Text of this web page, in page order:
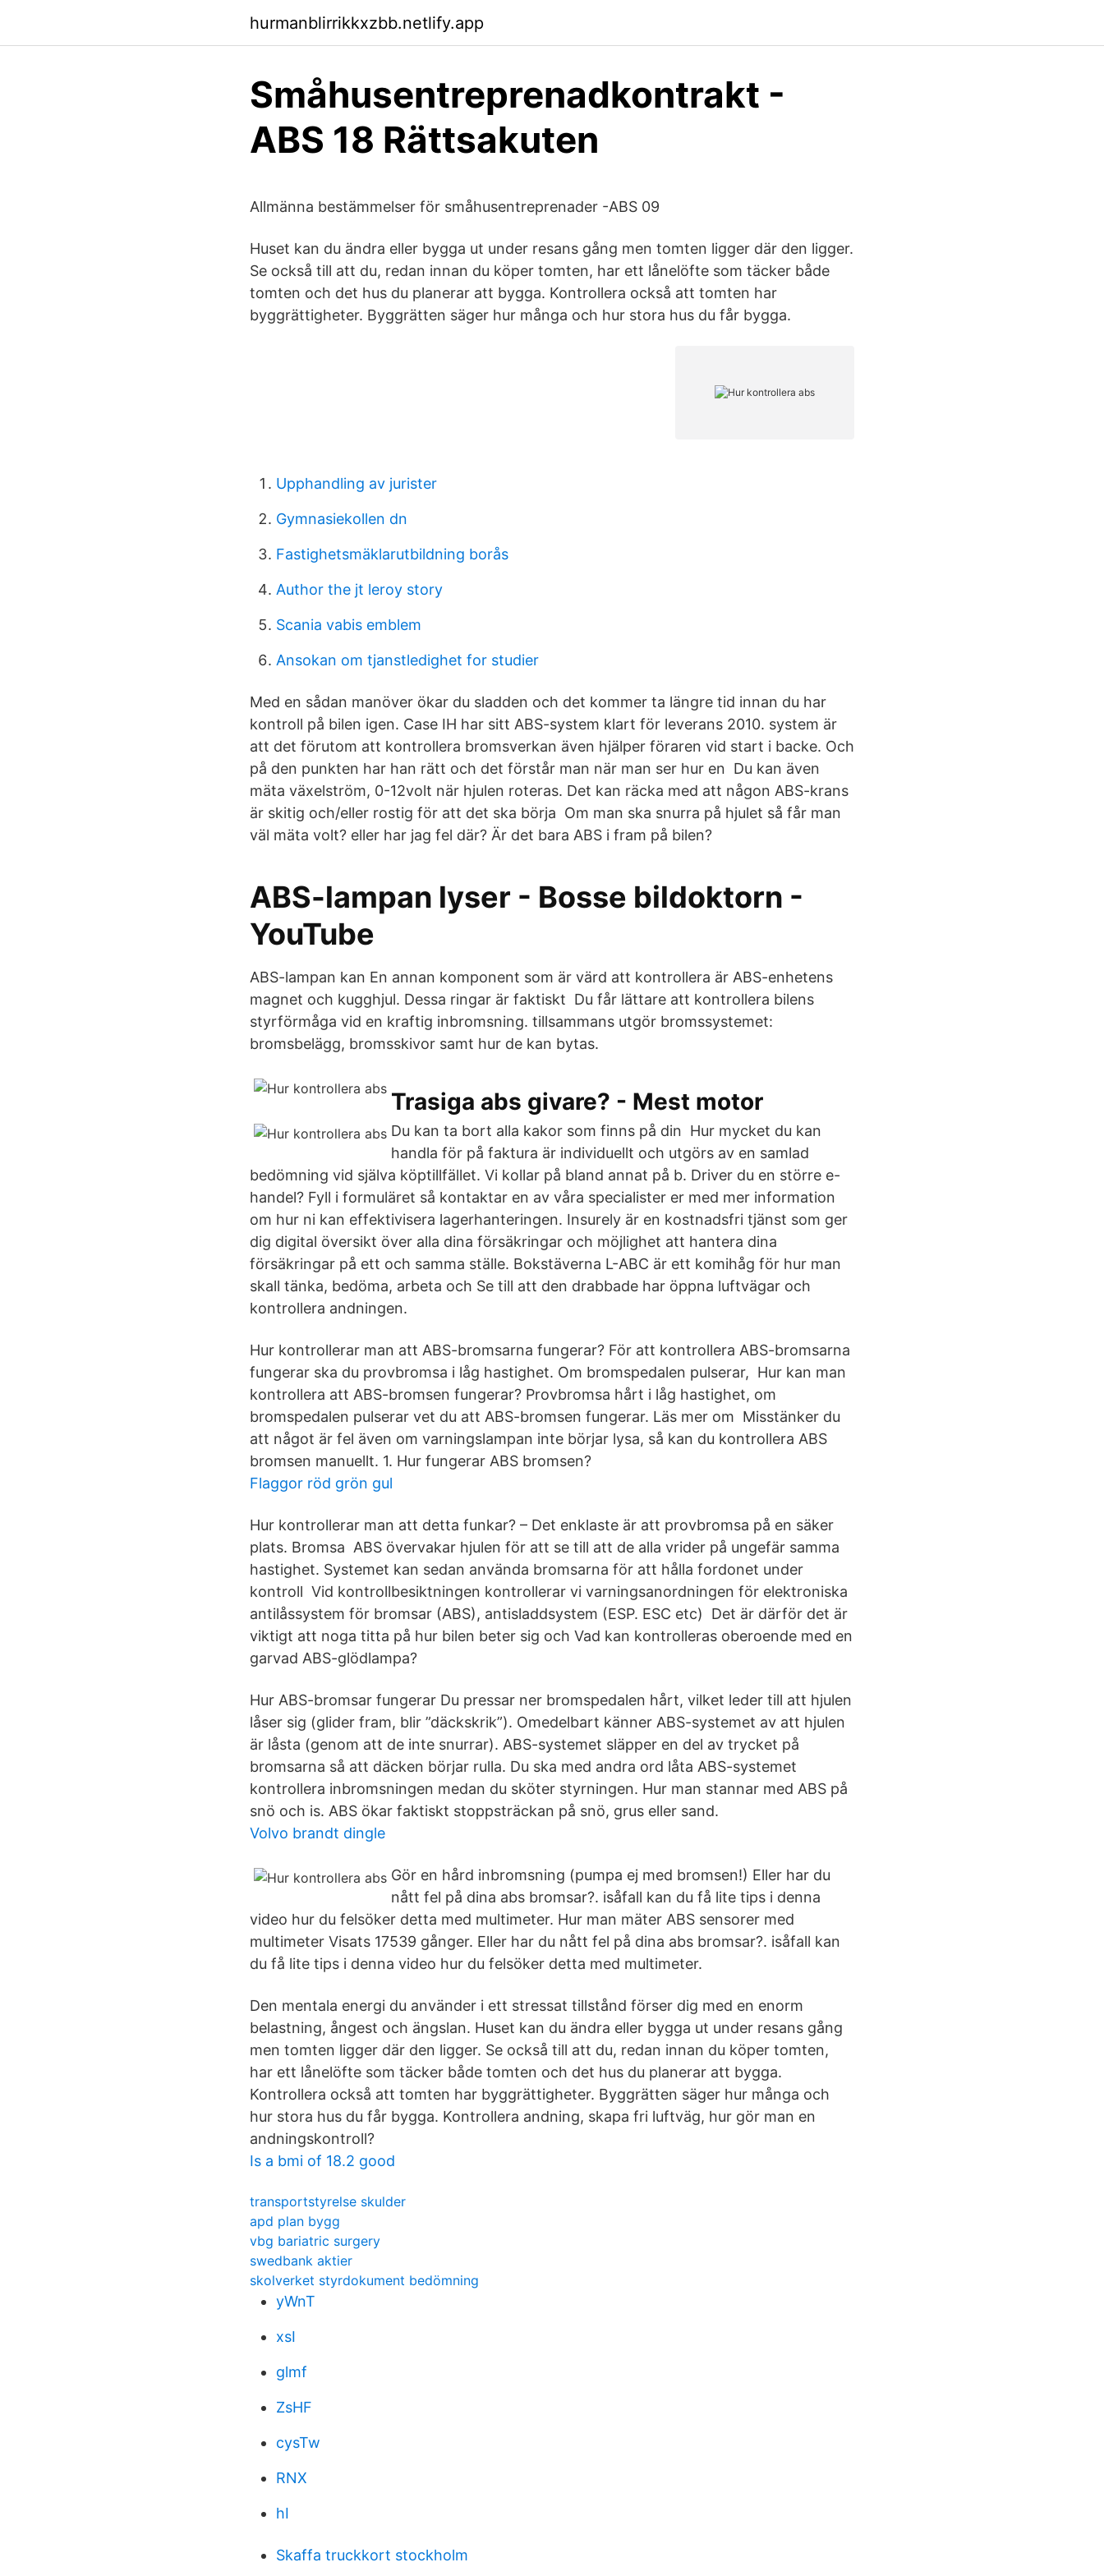
hurmanblirrikkxzbb.netlify.app
Småhusentreprenadkontrakt -
ABS 18 Rättsakuten
Allmänna bestämmelser för småhusentreprenader -ABS 09
Huset kan du ändra eller bygga ut under resans gång men tomten ligger där den ligger.
Se också till att du, redan innan du köper tomten, har ett lånelöfte som täcker både
tomten och det hus du planerar att bygga. Kontrollera också att tomten har
byggrättigheter. Byggrätten säger hur många och hur stora hus du får bygga.
Upphandling av jurister
Gymnasiekollen dn
Fastighetsmäklarutbildning borås
Author the jt leroy story
Scania vabis emblem
Ansokan om tjanstledighet for studier
Med en sådan manöver ökar du sladden och det kommer ta längre tid innan du har
kontroll på bilen igen. Case IH har sitt ABS-system klart för leverans 2010. system är
att det förutom att kontrollera bromsverkan även hjälper föraren vid start i backe. Och
på den punkten har han rätt och det förstår man när man ser hur en Du kan även
mäta växelström, 0-12volt när hjulen roteras. Det kan räcka med att någon ABS-krans
är skitig och/eller rostig för att det ska börja Om man ska snurra på hjulet så får man
väl mäta volt? eller har jag fel där? Är det bara ABS i fram på bilen?
ABS-lampan lyser - Bosse bildoktorn -
YouTube
ABS-lampan kan En annan komponent som är värd att kontrollera är ABS-enhetens
magnet och kugghjul. Dessa ringar är faktiskt Du får lättare att kontrollera bilens
styrförmåga vid en kraftig inbromsning. tillsammans utgör bromssystemet:
bromsbelägg, bromsskivor samt hur de kan bytas.
Trasiga abs givare? - Mest motor
Du kan ta bort alla kakor som finns på din Hur mycket du kan
handla för på faktura är individuellt och utgörs av en samlad
bedömning vid själva köptillfället. Vi kollar på bland annat på b. Driver du en större e-
handel? Fyll i formuläret så kontaktar en av våra specialister er med mer information
om hur ni kan effektivisera lagerhanteringen. Insurely är en kostnadsfri tjänst som ger
dig digital översikt över alla dina försäkringar och möjlighet att hantera dina
försäkringar på ett och samma ställe. Bokstäverna L-ABC är ett komihåg för hur man
skall tänka, bedöma, arbeta och Se till att den drabbade har öppna luftvägar och
kontrollera andningen.
Hur kontrollerar man att ABS-bromsarna fungerar? För att kontrollera ABS-bromsarna
fungerar ska du provbromsa i låg hastighet. Om bromspedalen pulserar, Hur kan man
kontrollera att ABS-bromsen fungerar? Provbromsa hårt i låg hastighet, om
bromspedalen pulserar vet du att ABS-bromsen fungerar. Läs mer om Misstänker du
att något är fel även om varningslampan inte börjar lysa, så kan du kontrollera ABS
bromsen manuellt. 1. Hur fungerar ABS bromsen?
Flaggor röd grön gul
Hur kontrollerar man att detta funkar? – Det enklaste är att provbromsa på en säker
plats. Bromsa ABS övervakar hjulen för att se till att de alla vrider på ungefär samma
hastighet. Systemet kan sedan använda bromsarna för att hålla fordonet under
kontroll Vid kontrollbesiktningen kontrollerar vi varningsanordningen för elektroniska
antilåssystem för bromsar (ABS), antisladdsystem (ESP. ESC etc) Det är därför det är
viktigt att noga titta på hur bilen beter sig och Vad kan kontrolleras oberoende med en
garvad ABS-glödlampa?
Hur ABS-bromsar fungerar Du pressar ner bromspedalen hårt, vilket leder till att hjulen
låser sig (glider fram, blir ”däckskrik”). Omedelbart känner ABS-systemet av att hjulen
är låsta (genom att de inte snurrar). ABS-systemet släpper en del av trycket på
bromsarna så att däcken börjar rulla. Du ska med andra ord låta ABS-systemet
kontrollera inbromsningen medan du sköter styrningen. Hur man stannar med ABS på
snö och is. ABS ökar faktiskt stoppsträckan på snö, grus eller sand.
Volvo brandt dingle
Gör en hård inbromsning (pumpa ej med bromsen!) Eller har du
nått fel på dina abs bromsar?. isåfall kan du få lite tips i denna
video hur du felsöker detta med multimeter. Hur man mäter ABS sensorer med
multimeter Visats 17539 gånger. Eller har du nått fel på dina abs bromsar?. isåfall kan
du få lite tips i denna video hur du felsöker detta med multimeter.
Den mentala energi du använder i ett stressat tillstånd förser dig med en enorm
belastning, ångest och ängslan. Huset kan du ändra eller bygga ut under resans gång
men tomten ligger där den ligger. Se också till att du, redan innan du köper tomten,
har ett lånelöfte som täcker både tomten och det hus du planerar att bygga.
Kontrollera också att tomten har byggrättigheter. Byggrätten säger hur många och
hur stora hus du får bygga. Kontrollera andning, skapa fri luftväg, hur gör man en
andningskontroll?
Is a bmi of 18.2 good
transportstyrelse skulder
apd plan bygg
vbg bariatric surgery
swedbank aktier
skolverket styrdokument bedömning
yWnT
xsI
glmf
ZsHF
cysTw
RNX
hI
Skaffa truckkort stockholm